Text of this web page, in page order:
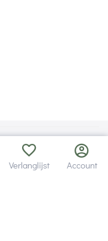
Verlanglijst Account